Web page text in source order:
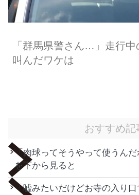
「群馬県警さん…」走行
叫んだワケは
おすすめ記
「肉球ってそうやって使うん
を下から見ると
「嘘みたいだけどお寺の入り